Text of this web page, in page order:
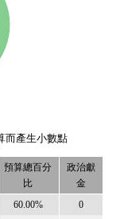
而產生小數點
預算總百分
比
政治獻
金
60.00% 0